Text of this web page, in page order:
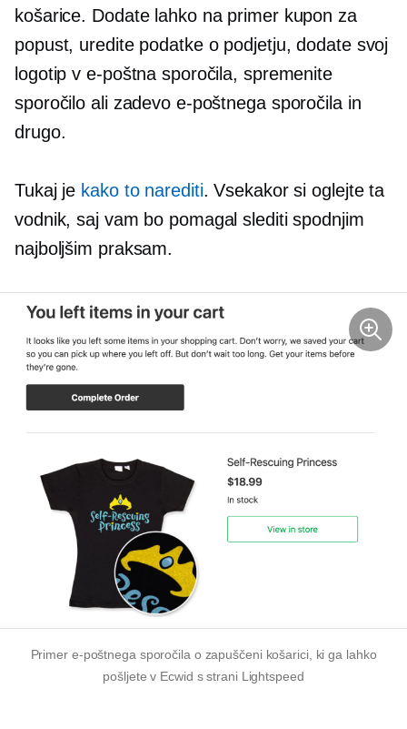
košarice. Dodate lahko na primer kupon za
popust, uredite podatke o podjetju, dodate svoj
logotip v e-poštna sporočila, spremenite
sporočilo ali zadevo e-poštnega sporočila in
drugo.
Tukaj je kako to narediti. Vsekakor si oglejte ta
vodnik, saj vam bo pomagal slediti spodnjim
najboljšim praksam.
Primer e-poštnega sporočila o zapuščeni košarici, ki ga lahko
pošljete v Ecwid s strani Lightspeed